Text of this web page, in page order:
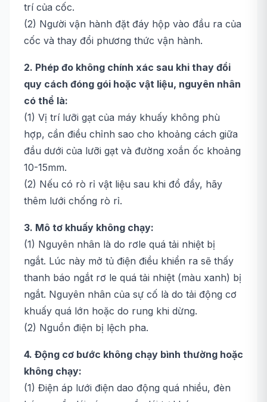
trí của cốc.
(2) Người vận hành đặt đáy hộp vào đầu ra của
cốc và thay đổi phương thức vận hành.
2. Phép đo không chính xác sau khi thay đổi
quy cách đóng gói hoặc vật liệu, nguyên nhân
có thể là:
(1) Vị trí lưỡi gạt của máy khuấy không phù
hợp, cần điều chỉnh sao cho khoảng cách giữa
đầu dưới của lưỡi gạt và đường xoắn ốc khoảng
10-15mm.
(2) Nếu có rò rỉ vật liệu sau khi đổ đầy, hãy
thêm lưới chống rò rỉ.
3. Mô tơ khuấy không chạy:
(1) Nguyên nhân là do rơle quá tải nhiệt bị
ngắt. Lúc này mở tủ điện điều khiển ra sẽ thấy
thanh báo ngắt rơ le quá tải nhiệt (màu xanh) bị
ngắt. Nguyên nhân của sự cố là do tải động cơ
khuấy quá lớn hoặc do rung khi dừng.
(2) Nguồn điện bị lệch pha.
4. Động cơ bước không chạy bình thường hoặc
không chạy:
(1) Điện áp lưới điện dao động quá nhiều, đèn